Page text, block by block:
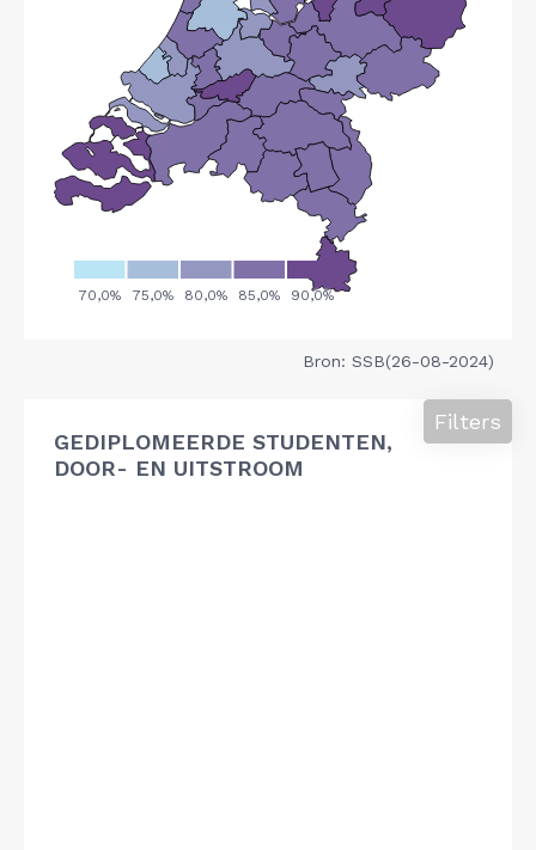
Bron: SSB(26-08-2024)
GEDIPLOMEERDE STUDENTEN,
DOOR- EN UITSTROOM
Filters